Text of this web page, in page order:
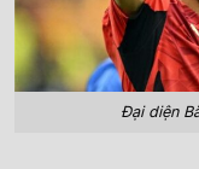
Đại diện